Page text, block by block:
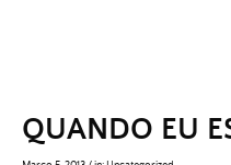
QUANDO EU